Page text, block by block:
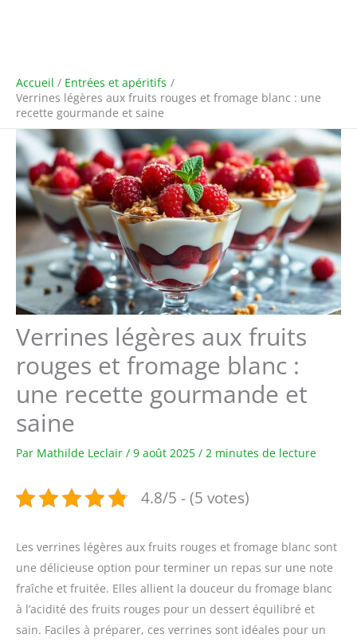
Accueil
Entrées et apéritifs
Verrines légères aux fruits rouges et fromage blanc : une
recette gourmande et saine
Verrines légères aux fruits
rouges et fromage blanc :
une recette gourmande et
saine
Par Mathilde Leclair / 9 août 2025 / 2 minutes de lecture
4.8/5 - (5 votes)
Les verrines légères aux fruits rouges et fromage blanc sont
une délicieuse option pour terminer un repas sur une note
fraîche et fruitée. Elles allient la douceur du fromage blanc
à l’acidité des fruits rouges pour un dessert équilibré et
sain. Faciles à préparer, ces verrines sont idéales pour un